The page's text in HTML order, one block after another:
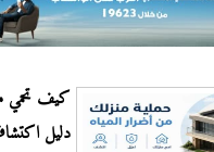
كيف تحمي
دليل